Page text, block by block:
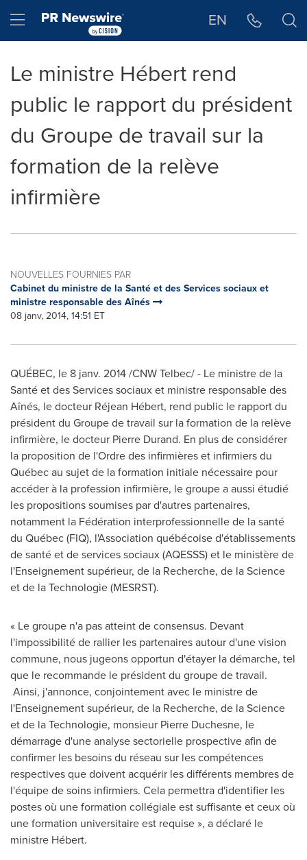
Hamburger menu EN
Le ministre Hébert rend
public le rapport du président
du Groupe de travail sur la
formation de la relève
infirmière
NOUVELLES FOURNIES PAR
Cabinet du ministre de la Santé et des Services sociaux et
ministre responsable des Aînés
08 janv, 2014, 14:51 ET
QUÉBEC, le 8 janv. 2014 /CNW Telbec/ - Le ministre de la
Santé et des Services sociaux et ministre responsable des
Aînés, le docteur Réjean Hébert, rend public le rapport du
président du Groupe de travail sur la formation de la relève
infirmière, le docteur Pierre Durand. En plus de considérer
la proposition de l'Ordre des infirmières et infirmiers du
Québec au sujet de la formation initiale nécessaire pour
accéder à la profession infirmière, le groupe a aussi étudié
les propositions soumises par d'autres partenaires,
notamment la Fédération interprofessionnelle de la santé
du Québec (FIQ), l'Association québécoise d'établissements
de santé et de services sociaux (AQESSS) et le ministère de
l'Enseignement supérieur, de la Recherche, de la Science
et de la Technologie (MESRST).
« Le groupe n'a pas atteint de consensus. Devant
l'impossibilité de rallier les partenaires autour d'une vision
commune, nous jugeons opportun d'étayer la démarche, tel
que le recommande le président du groupe de travail.
Ainsi, j'annonce, conjointement avec le ministre de
l'Enseignement supérieur, de la Recherche, de la Science
et de la Technologie, monsieur Pierre Duchesne, le
démarrage d'une analyse sectorielle prospective afin de
confirmer les besoins du réseau sur les compétences
respectives que doivent acquérir les différents membres de
l'équipe de soins infirmiers. Cela permettra d'identifier les
postes où une formation collégiale est suffisante et ceux où
une formation universitaire est requise », a déclaré le
ministre Hébert.